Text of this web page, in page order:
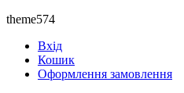
theme574
Вхід
Кошик
Оформлення замовлення